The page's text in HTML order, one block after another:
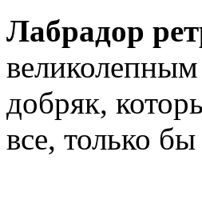
Лабрадор
добряк,
все, только